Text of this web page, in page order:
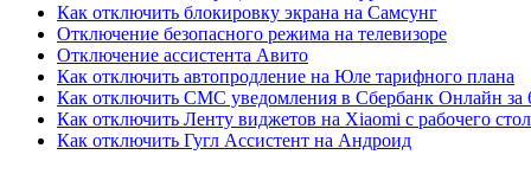
Как отключить блокировку экрана на Самсунг
Отключение безопасного режима на телевизоре
Отключение ассистента Авито
Как отключить автопродление на Юле тарифного плана
Как отключить СМС уведомления в Сбербанк Онлайн за
Как отключить Ленту виджетов на Xiaomi с рабочего
Как отключить Гугл Ассистент на Андроид